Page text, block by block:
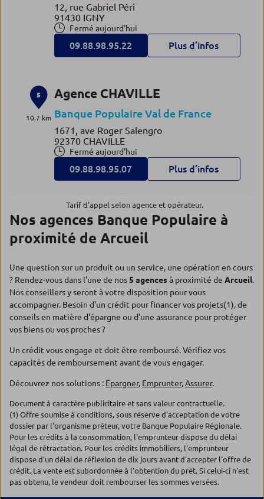
12, rue Gabriel Péri
91430 IGNY
Fermé aujourd'hui
09.88.98.95.22 Plus d’infos
5
10.7 km
Agence CHAVILLE
Banque Populaire Val de France
1671, ave Roger Salengro
92370 CHAVILLE
Fermé aujourd'hui
09.88.98.95.07 Plus d’infos
Tarif d'appel selon agence et opérateur.
Nos agences Banque Populaire à
proximité de Arcueil
Une question sur un produit ou un service, une opération en cours
? Rendez-vous dans l'une de nos5 agencesà proximité de Arcueil.
Nos conseillers y seront à votre disposition pour vous
accompagner. Besoin d'un crédit pour financer vos projets(1), de
conseils en matière d'épargne ou d'une assurance pour protéger
vos biens ou vos proches ?
Un crédit vous engage et doit être remboursé. Vérifiez vos
capacités de remboursement avant de vous engager.
Découvrez nos solutions : Epargner, Emprunter,Assurer.
Document à caractère publicitaire et sans valeur contractuelle.
(1) Offre soumise à conditions, sous réserve d'acceptation de votre
dossier par l'organisme prêteur, votre Banque Populaire Régionale.
Pour les crédits à la consommation, l'emprunteur dispose du délai
légal de rétractation. Pour les crédits immobiliers, l'emprunteur
dispose d'un délai de réflexion de dix jours avant d'accepter l'offre de
crédit. La vente est subordonnée à l'obtention du prêt. Si celui-ci n'est
pas obtenu, le vendeur doit rembourser les sommes versées.